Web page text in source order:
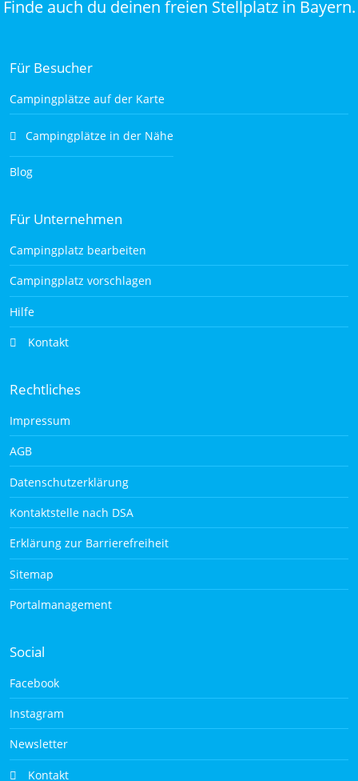
Finde auch du deinen freien Stellplatz in Bayern.
Für Besucher
Campingplätze auf der Karte
Campingplätze in der Nähe
Blog
Für Unternehmen
Campingplatz bearbeiten
Campingplatz vorschlagen
Hilfe
Kontakt
Rechtliches
Impressum
AGB
Datenschutzerklärung
Kontaktstelle nach DSA
Erklärung zur Barrierefreiheit
Sitemap
Portalmanagement
Social
Facebook
Instagram
Newsletter
Kontakt